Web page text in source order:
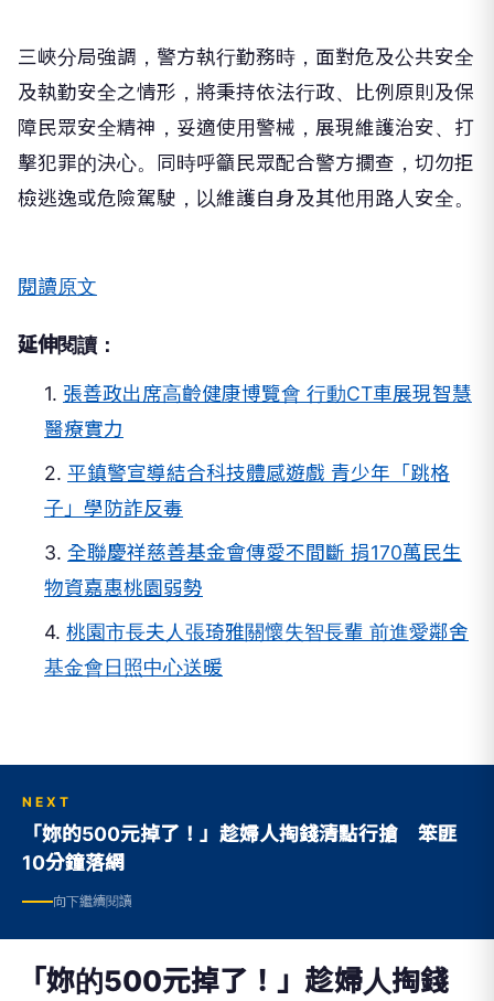
三峽分局強調，警方執行勤務時，面對危及公共安全
及執勤安全之情形，將秉持依法行政、比例原則及保
障民眾安全精神，妥適使用警械，展現維護治安、打
擊犯罪的決心。同時呼籲民眾配合警方攔查，切勿拒
檢逃逸或危險駕駛，以維護自身及其他用路人安全。
閱讀原文
延伸閱讀：
1. 張善政出席高齡健康博覽會 行動CT車展現智慧
醫療實力
2. 平鎮警宣導結合科技體感遊戲 青少年「跳格
子」學防詐反毒
3. 全聯慶祥慈善基金會傳愛不間斷 捐170萬民生
物資嘉惠桃園弱勢
4. 桃園市長夫人張琦雅關懷失智長輩 前進愛鄰舍
基金會日照中心送暖
NEXT
「妳的500元掉了！」趁婦人掏錢清點行搶 笨匪
10分鐘落網
向下繼續閱讀
「妳的500元掉了！」趁婦人掏錢